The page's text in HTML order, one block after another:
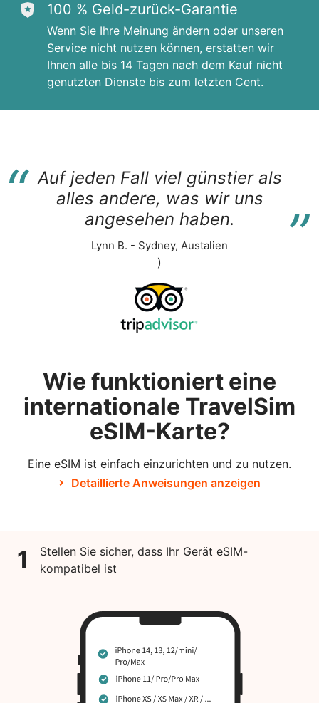
“ Auf jeden Fall viel günstier als
alles andere, was wir uns
angesehen haben.
“
Lynn B. - Sydney, Austalien
)
100 % Geld-zurück-Garantie
Wenn Sie Ihre Meinung ändern oder unseren
Service nicht nutzen können, erstatten wir
Ihnen alle bis 14 Tagen nach dem Kauf nicht
genutzten Dienste bis zum letzten Cent.
Wie funktioniert eine
internationale TravelSim
eSIM-Karte?
Eine eSIM ist einfach einzurichten und zu nutzen.
Detaillierte Anweisungen anzeigen
1
Stellen Sie sicher, dass Ihr Gerät eSIM-
kompatibel ist